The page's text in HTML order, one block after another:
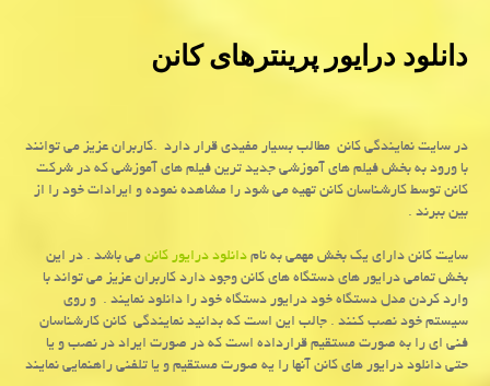
دانلود درایور پرینترهای کانن
در سایت نمایندگی کانن مطالب بسیار مفیدی قرار دارد. کاربران عزیز می توانند
با ورود به بخش فیلم های آموزشی جدید ترین فیلم های آموزشی که در شرکت
کانن توسط کارشناسان کانن تهیه می شود را مشاهده نموده و ایرادات خود را از
بین ببرند .
سایت کانن دارای یک بخش مهمی به نامدانلود درایور کاننمی باشد . در این
بخش تمامی درایور های دستگاه های کانن وجود دارد کاربران عزیز می تواند با
وارد کردن مدل دستگاه خود درایور دستگاه خود را دانلود نمایند . و روی
سیستم خود نصب کنند . جالب این است که بدانید نمایندگی کانن کارشناسان
فنی ای را به صورت مستقیم قرارداده است که در صورت ایراد در نصب و یا
حتی دانلود درایور های کانن آنها را یه صورت مستقیم و یا تلفنی راهنمایی نمایند